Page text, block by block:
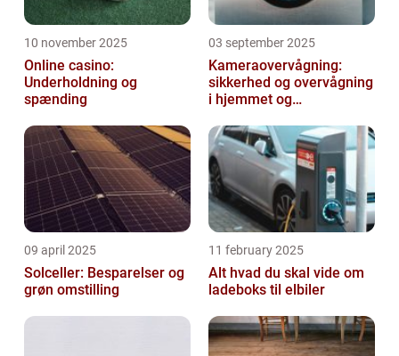
10 november 2025
Online casino:
Underholdning og
spænding
03 september 2025
Kameraovervågning:
sikkerhed og overvågning
i hjemmet og
09 april 2025
Solceller: Besparelser og
grøn omstilling
11 february 2025
Alt hvad du skal vide om
ladeboks til elbiler